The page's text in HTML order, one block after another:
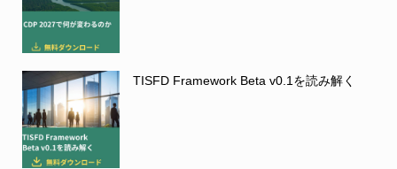
TISFD Framework Beta v0.1を読み解く